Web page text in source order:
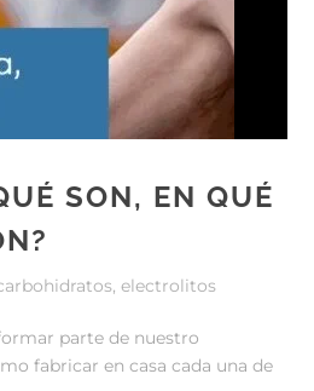
SON, EN QUÉ
, electrolitos
parte de nuestro
fabricar en casa cada una de